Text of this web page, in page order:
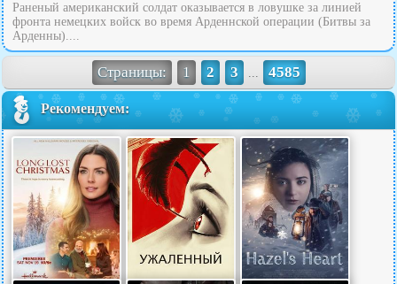
Раненый американский солдат оказывается в ловушке за линией
фронта немецких войск во время Арденнской операции (Битвы за
Арденны)....
Страницы: 1 2 3 ... 4585
Рекомендуем: